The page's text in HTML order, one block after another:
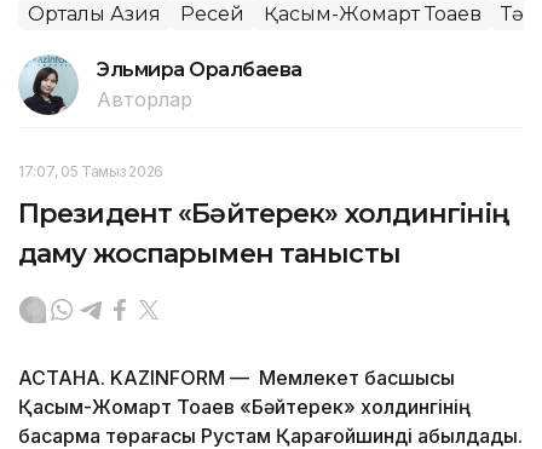
Орталық Азия Ресей Қасым-Жомарт Тоқаев
Эльмира Оралбаева
Авторлар
17:07, 05 Тамыз 2026
Президент «Бәйтерек» холдингінің
даму жоспарымен танысты
АСТАНА. KAZINFORM — Мемлекет басшысы
Қасым-Жомарт Тоқаев «Бәйтерек» холдингінің
басқарма төрағасы Рустам Қарағойшинді қабылдады.